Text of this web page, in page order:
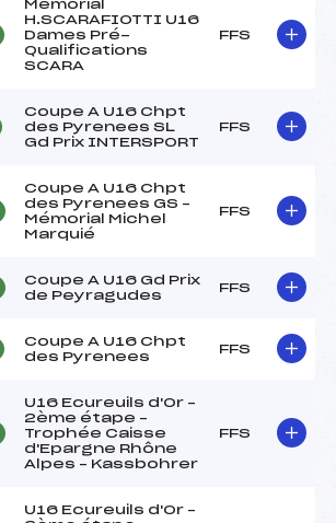
Mémorial
H.SCARAFIOTTI U16
Dames Pré-
Qualifications
SCARA
FFS
Coupe A U16 Chpt
des Pyrenees SL
Gd Prix INTERSPORT
FFS
Coupe A U16 Chpt
des Pyrenees GS –
Mémorial Michel
Marquié
FFS
Coupe A U16 Gd Prix
de Peyragudes
FFS
Coupe A U16 Chpt
des Pyrenees
FFS
U16 Ecureuils d'Or –
2ème étape –
Trophée Caisse
d'Epargne Rhône
Alpes – Kassbohrer
FFS
U16 Ecureuils d'Or –